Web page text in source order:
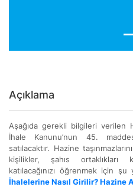
Açıklama
Aşağıda gerekli bilgileri verilen
İhale Kanunu’nun 45.
satılacaktır. Hazine
kişilikler, şahıs ortaklıkları
katılacağınızı öğrenmek için
İhalelerine Nasıl Girilir? Hazine